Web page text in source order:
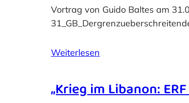
Vortrag von Guido Baltes am
Weiterlesen
„Krieg im Libanon: